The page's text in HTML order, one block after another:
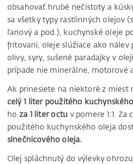
obsahovať hrubé nečistoty a
sa všetky typy rastlinných olejov
ľanový a pod.), kuchynské oleje
fritovaní, oleje slúžiace ako nálev
olivy, syry, sušené paradajky v
prípade nie minerálne, motorové
Ak prinesiete na niektoré z miest
celý 1 liter použitého
ho za 1 liter octu v pomere 1:1. Za
použitého kuchynského oleja
slnečnicového oleja.
Olej spláchnutý do výlevky